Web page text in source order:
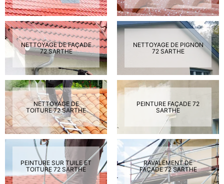
NETTOYAGE DE FAÇADE
72 SARTHE
NETTOYAGE DE PIGNON
72 SARTHE
NETTOYAGE DE
TOITURE 72 SARTHE
PEINTURE FAÇADE 72
SARTHE
PEINTURE SUR TUILE ET
TOITURE 72 SARTHE
RAVALEMENT DE
FAÇADE 72 SARTHE